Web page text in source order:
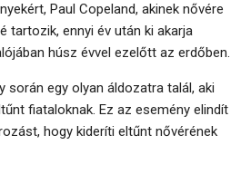
Paul Copeland, akinek nővére
tartozik, ennyi év után ki akarja
húsz évvel ezelőtt az erdőben.
során egy olyan áldozatra talál, aki
fiataloknak. Ez az esemény elindít
hogy kideríti eltűnt nővérének